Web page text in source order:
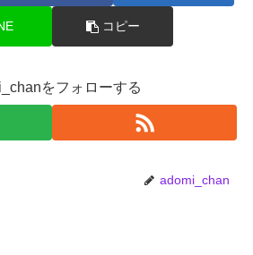
コピー
をフォローする
adomi_chan